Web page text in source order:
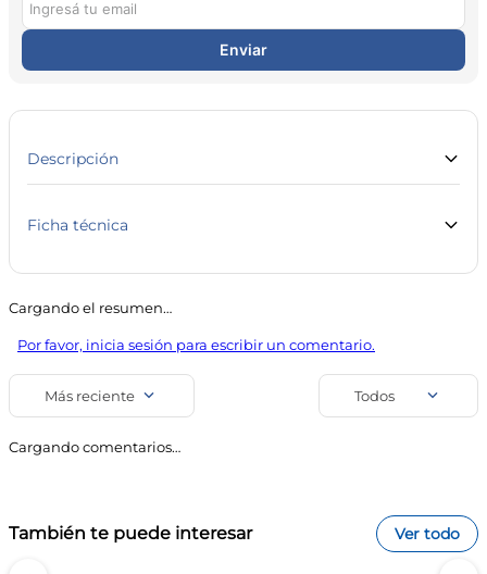
Enviar
Descripción
Ficha técnica
23363
7791014123795
Uso
Cargando el resumen…
Por favor, inicia sesión para escribir un comentario.
Más reciente Todos
Cargando comentarios…
También te puede interesar Ver todo
9.
contorno ojos
10